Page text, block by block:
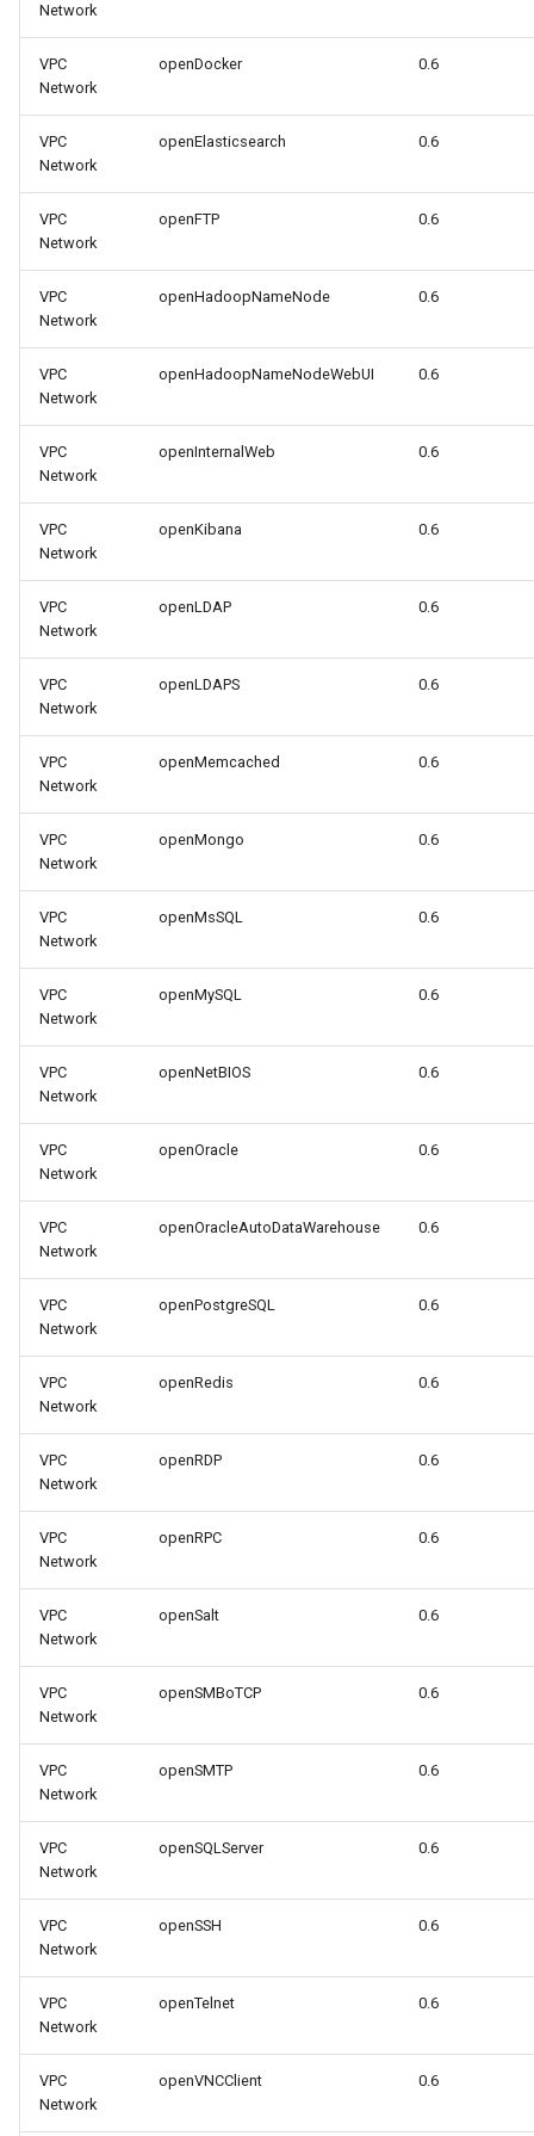
Network
VPC
Network
openDocker 0.6
VPC
Network
openElasticsearch 0.6
VPC
Network
openFTP 0.6
VPC
Network
openHadoopNameNode 0.6
VPC
Network
openHadoopNameNodeWebUI 0.6
VPC
Network
openInternalWeb 0.6
VPC
Network
openKibana 0.6
VPC
Network
openLDAP 0.6
VPC
Network
openLDAPS 0.6
VPC
Network
openMemcached 0.6
VPC
Network
openMongo 0.6
VPC
Network
openMsSQL 0.6
VPC
Network
openMySQL 0.6
VPC
Network
openNetBIOS 0.6
VPC
Network
openOracle 0.6
VPC
Network
openOracleAutoDataWarehouse 0.6
VPC
Network
openPostgreSQL 0.6
VPC
Network
openRedis 0.6
VPC
Network
openRDP 0.6
VPC
Network
openRPC 0.6
VPC
Network
openSalt 0.6
VPC
Network
openSMBoTCP 0.6
VPC
Network
openSMTP 0.6
VPC
Network
openSQLServer 0.6
VPC
Network
openSSH 0.6
VPC
Network
openTelnet 0.6
VPC
Network
openVNCClient 0.6